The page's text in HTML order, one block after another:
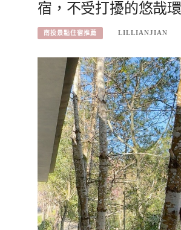
宿，不受打擾的悠哉
南投景點住宿推薦 LILLIANJIAN